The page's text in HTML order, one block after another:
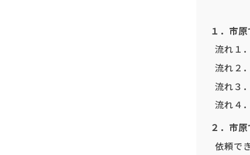
１．市
流れ１
流れ２
流れ３
流れ４
２．市
依頼で